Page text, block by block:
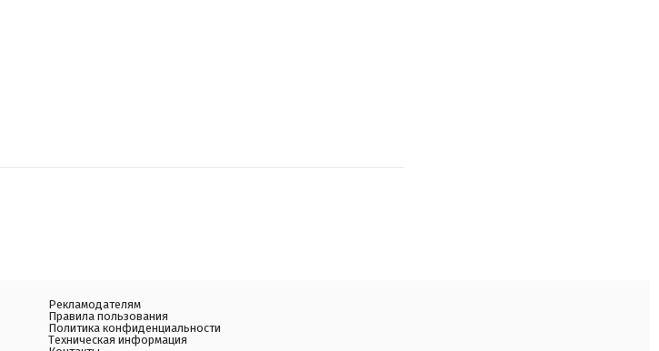
Рекламодателям
Правила пользования
Политика конфиденциальности
Техническая информация